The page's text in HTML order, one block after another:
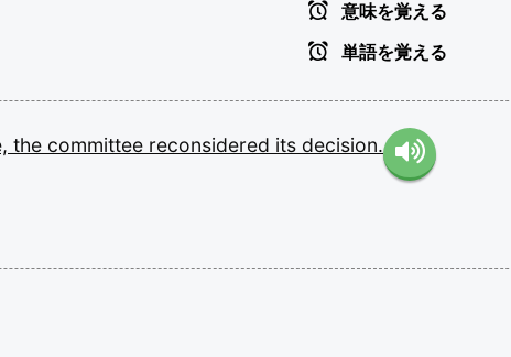
意味を覚える
単語を覚える
the committee reconsidered its decision.